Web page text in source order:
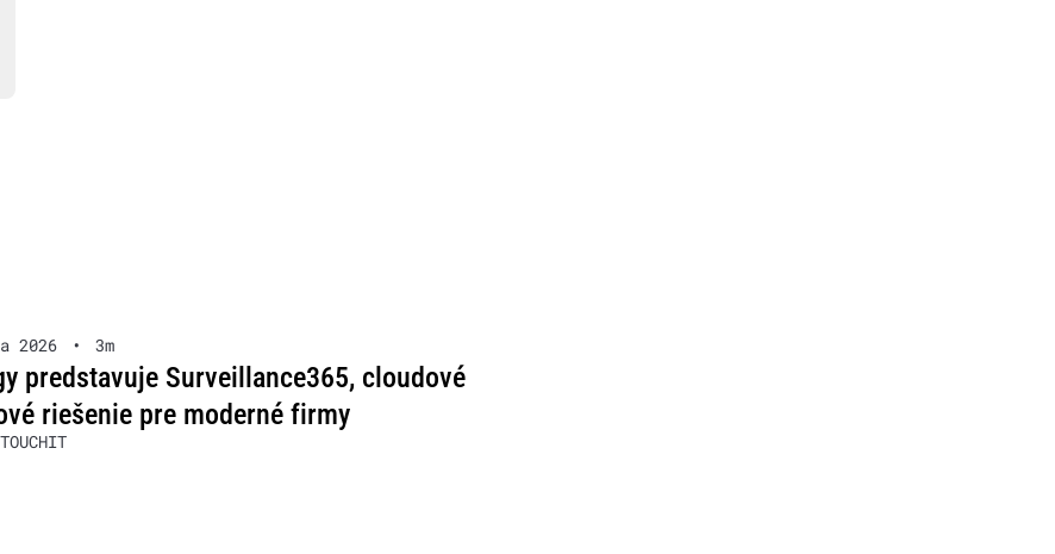
2026 • 3m
predstavuje Surveillance365, cloudové
riešenie pre moderné firmy